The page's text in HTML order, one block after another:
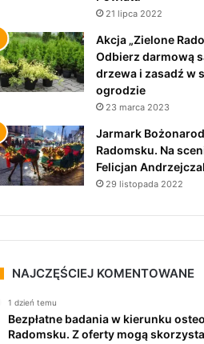
21 lipca 2022
Akcja „Zielone
Odbierz darmową
drzewa i zasadź w
ogrodzie
23 marca 2023
Jarmark
Radomsku. Na
Felicjan
29 listopada 2022
NAJCZĘŚCIEJ KOMENTOWANE
1 dzień temu
Bezpłatne badania w kierunku
Radomsku. Z oferty mogą